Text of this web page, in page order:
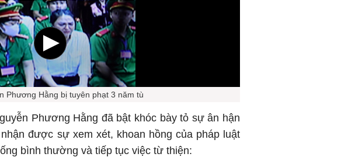
Phương Hằng bị tuyên phạt 3 năm tù
Phương Hằng đã bật khóc bày tỏ sự ân hận
được sự xem xét, khoan hồng của pháp luật
bình thường và tiếp tục việc từ thiện: